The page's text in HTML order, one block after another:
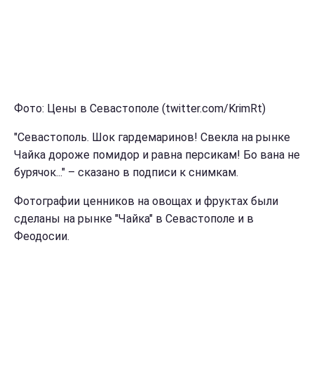
Фото: Цены в Севастополе (twitter.com/KrimRt)
"Севастополь. Шок гардемаринов! Свекла на рынке
Чайка дороже помидор и равна персикам! Бо вана не
бурячок..." – сказано в подписи к снимкам.
Фотографии ценников на овощах и фруктах были
сделаны на рынке "Чайка" в Севастополе и в
Феодосии.